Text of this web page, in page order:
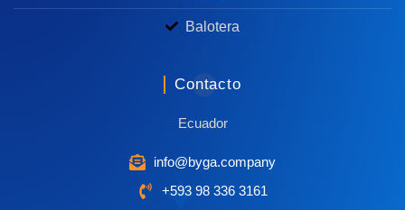
Balotera
Contacto
Ecuador
info@byga.company
+593 98 336 3161